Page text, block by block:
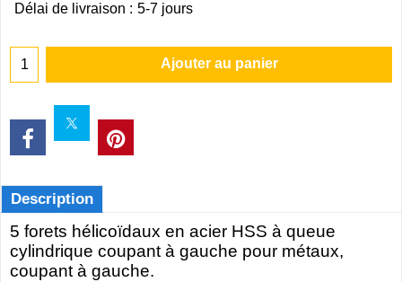
Délai de livraison : 5-7 jours
Ajouter au panier
Description
5 forets hélicoïdaux en acier HSS à queue
cylindrique coupant à gauche pour métaux,
coupant à gauche.